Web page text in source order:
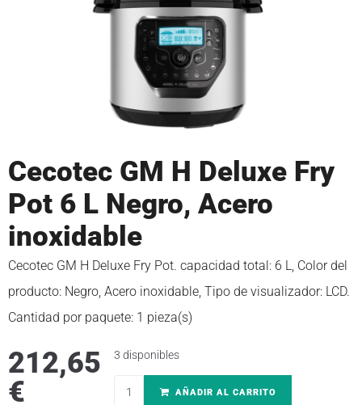
Cecotec GM H Deluxe Fry
Pot 6 L Negro, Acero
inoxidable
Cecotec GM H Deluxe Fry Pot. capacidad total: 6 L, Color del
producto: Negro, Acero inoxidable, Tipo de visualizador: LCD.
Cantidad por paquete: 1 pieza(s)
212,65
€
3 disponibles
AÑADIR AL CARRITO